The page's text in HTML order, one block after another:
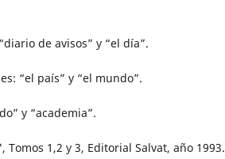
de avisos” y “el día”.
“el país” y “el mundo”.
y “academia”.
Tomos 1,2 y 3, Editorial Salvat, año 1993.